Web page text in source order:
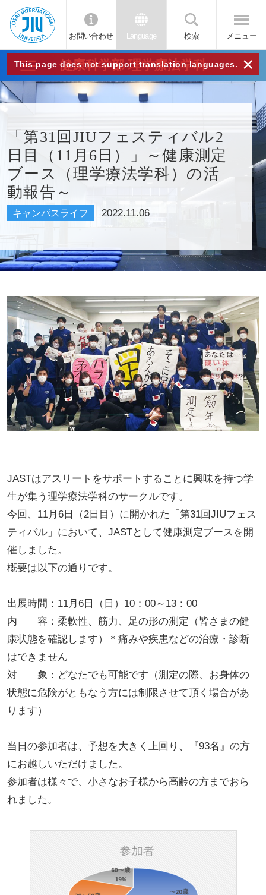
JIU
城西
国際
大学
お問い合わせ Language 検索 メニュー
This page does not support translation languages. ×
健康科学部 理学療法学科
「第31回JIUフェスティバル2
日目（11月6日）」～健康測定
ブース（理学療法学科）の活
動報告～
キャンパスライフ 2022.11.06
JASTはアスリートをサポートすることに興味を持つ学
生が集う理学療法学科のサークルです。
今回、11月6日（2日目）に開かれた「第31回JIUフェス
ティバル」において、JASTとして健康測定ブースを開
催しました。
概要は以下の通りです。
出展時間：11月6日（日）10：00～13：00
内 容：柔軟性、筋力、足の形の測定（皆さまの健
康状態を確認します）＊痛みや疾患などの治療・診断
はできません
対 象：どなたでも可能です（測定の際、お身体の
状態に危険がともなう方には制限させて頂く場合があ
ります）
当日の参加者は、予想を大きく上回り、『93名』の方
にお越しいただけました。
参加者は様々で、小さなお子様から高齢の方までおら
れました。